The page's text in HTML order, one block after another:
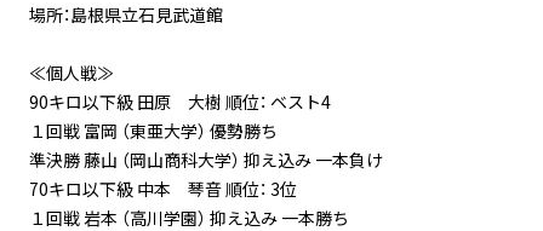
場所：島根県立石見武道館
≪個人戦≫
90キロ以下級 田原 大樹 順位： ベスト4
１回戦 富岡 （東亜大学） 優勢勝ち
準決勝 藤山 （岡山商科大学） 抑え込み 一本負け
70キロ以下級 中本 琴音 順位： 3位
１回戦 岩本 （高川学園） 抑え込み 一本勝ち